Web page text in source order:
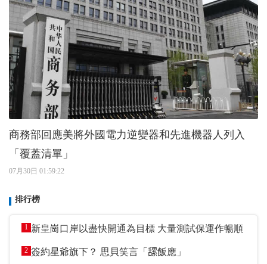
商務部回應美將外國電力逆變器和先進機器人列入
「覆蓋清單」
07月30日 01:59:22
排行榜
1 新皇崗口岸以盡快開通為目標 大量測試保運作暢順
2 簽約星爺旗下？ 思貝笑言「𦧲飯應」